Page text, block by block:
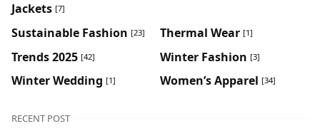
Jackets [7]
Sustainable Fashion [23] Thermal Wear [1]
Trends 2025 [42] Winter Fashion [3]
Winter Wedding [1] Women’s Apparel [34]
RECENT POST